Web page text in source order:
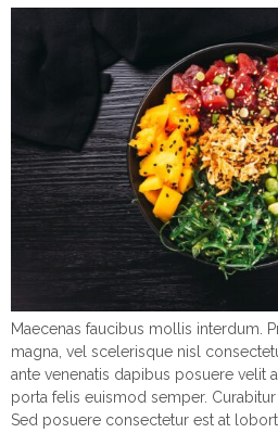
Maecenas faucibus mollis interdum.
magna, vel scelerisque nisl
ante venenatis dapibus posuere velit
porta felis euismod semper.
Sed posuere consectetur est at